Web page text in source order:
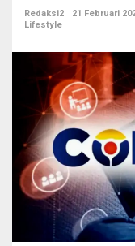
Redaksi2
21 Februari
Lifestyle